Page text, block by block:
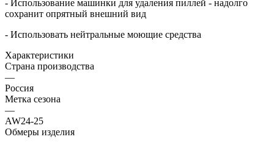
- Использование машинки для удаления пиллей - надолго
сохранит опрятный внешний вид
- Использовать нейтральные моющие средства
Характеристики
Страна производства
—
Россия
Метка сезона
—
AW24-25
Обмеры изделия